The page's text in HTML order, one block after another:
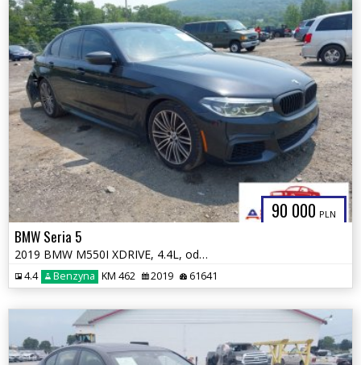
90 000 PLN
BMW Seria 5
2019 BMW M550I XDRIVE, 4.4L, od ubezpieczalni
4.4 Benzyna KM 462 2019 61641